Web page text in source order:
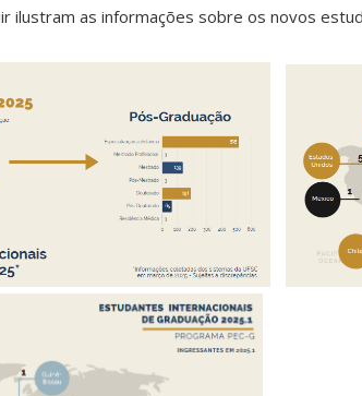
ilustram as informações sobre os novos